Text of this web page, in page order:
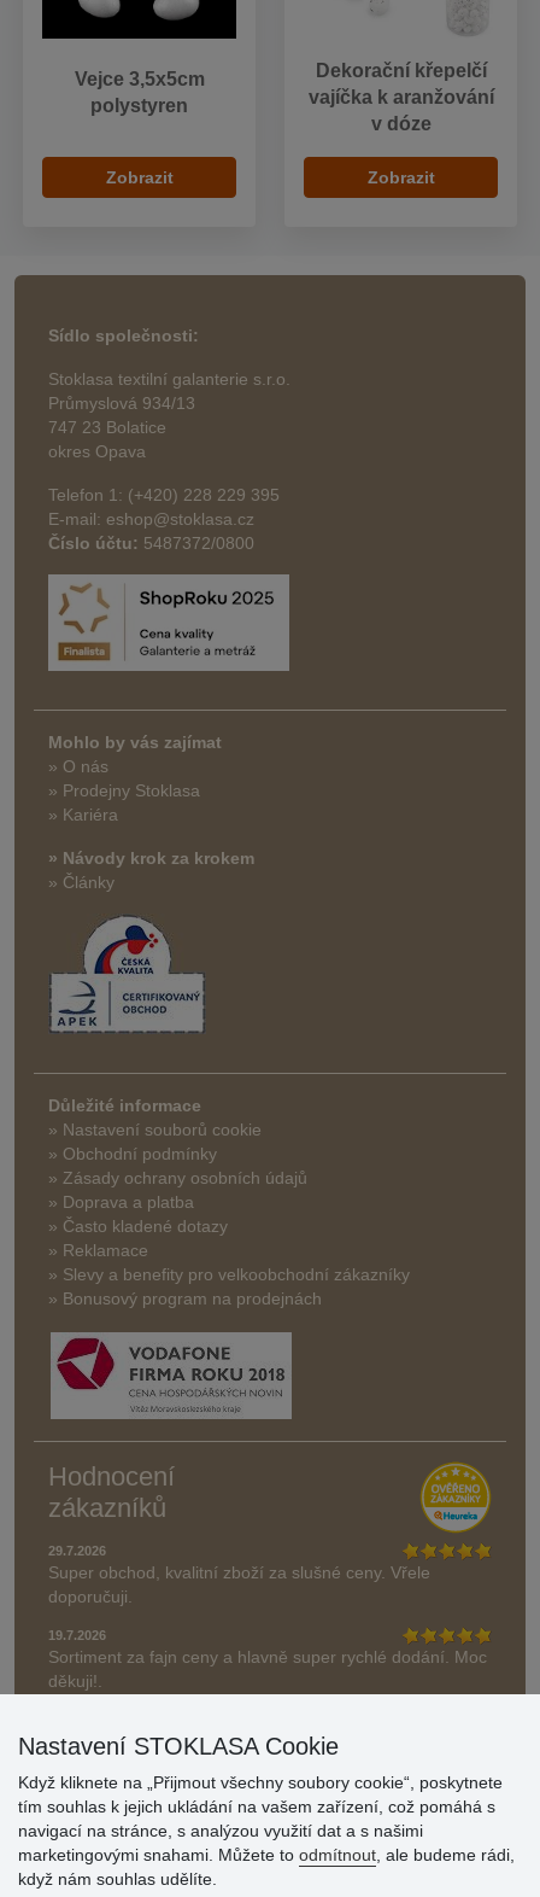
Vejce 3,5x5cm
polystyren
Zobrazit
Dekorační křepelčí
vajíčka k aranžování
v dóze
Zobrazit
Sídlo společnosti:
Stoklasa textilní galanterie s.r.o.
Průmyslová 934/13
747 23 Bolatice
okres Opava
Telefon 1: (+420) 228 229 395
E-mail: eshop@stoklasa.cz
Číslo účtu: 5487372/0800
Mohlo by vás zajímat
» O nás
» Prodejny Stoklasa
» Kariéra
» Návody krok za krokem
» Články
Důležité informace
» Nastavení souborů cookie
» Obchodní podmínky
» Zásady ochrany osobních údajů
» Doprava a platba
» Často kladené dotazy
» Reklamace
» Slevy a benefity pro velkoobchodní zákazníky
» Bonusový program na prodejnách
Hodnocení
zákazníků
29.7.2026
Super obchod, kvalitní zboží za slušné ceny. Vřele
doporučuji.
19.7.2026
Sortiment za fajn ceny a hlavně super rychlé dodání. Moc
děkuji!.
» Aktuálně 19084 recenzí
* Recenze neověřujeme
Nastavení STOKLASA Cookie
Když kliknete na „Přijmout všechny soubory cookie“, poskytnete
tím souhlas k jejich ukládání na vašem zařízení, což pomáhá s
navigací na stránce, s analýzou využití dat a s našimi
marketingovými snahami. Můžete to odmítnout , ale budeme rádi,
když nám souhlas udělíte.